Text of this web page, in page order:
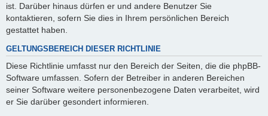
ist. Darüber hinaus dürfen er und andere Benutzer Sie
kontaktieren, sofern Sie dies in Ihrem persönlichen Bereich
gestattet haben.
GELTUNGSBEREICH DIESER RICHTLINIE
Diese Richtlinie umfasst nur den Bereich der Seiten, die die phpBB-
Software umfassen. Sofern der Betreiber in anderen Bereichen
seiner Software weitere personenbezogene Daten verarbeitet, wird
er Sie darüber gesondert informieren.